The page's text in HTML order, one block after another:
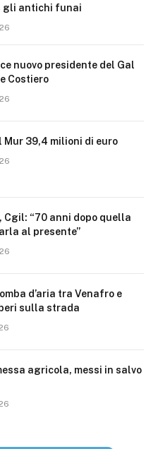
gli antichi funai
nuovo presidente del Gal
Costiero
Mur 39,4 milioni di euro
Cgil: “70 anni dopo quella
al presente”
d’aria tra Venafro e
sulla strada
agricola, messi in salvo